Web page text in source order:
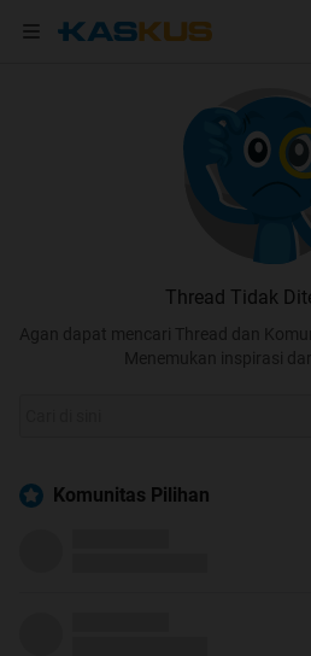
Thread Tidak
Agan dapat mencari Thread dan
Menemukan inspirasi
Komunitas Pilihan